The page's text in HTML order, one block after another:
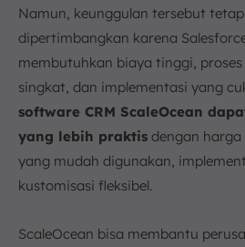
Namun, keunggulan tersebut
dipertimbangkan karena
membutuhkan biaya tinggi,
singkat, dan implementasi yang
software CRM ScaleOcean
yang lebih praktis dengan
yang mudah digunakan,
kustomisasi fleksibel.
ScaleOcean bisa membantu